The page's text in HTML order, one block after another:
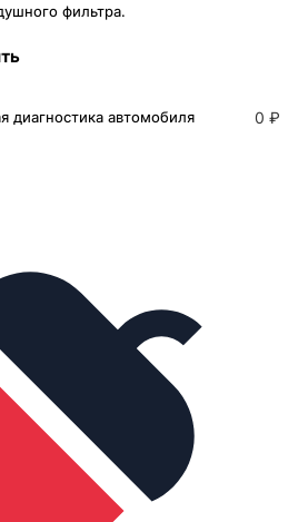
фильтра.
диагностика автомобиля 0 ₽